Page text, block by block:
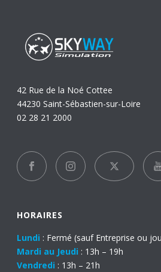
42 Rue de la Noé Cottee
44230 Saint-Sébastien-sur-Loire
02 28 21 2000
HORAIRES
Lundi : Fermé (sauf Entreprise ou
Mardi au Jeudi : 13h – 19h
Vendredi : 13h – 21h